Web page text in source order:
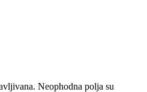
Neophodna polja su